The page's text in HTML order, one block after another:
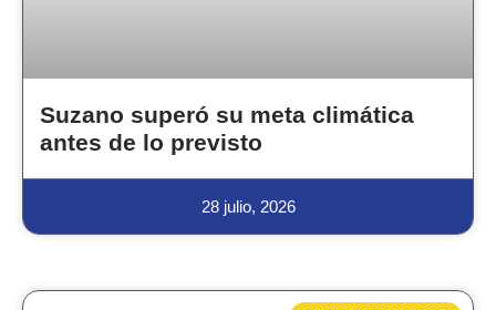
Suzano superó su meta climática
antes de lo previsto
28 julio, 2026